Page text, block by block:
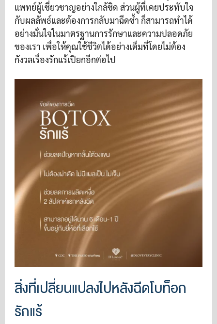
แพทย์ผู้เชี่ยวชาญอย่างใกล้ชิด ส่วนผู้ที่เคยประทับใจ
กับผลลัพธ์และต้องการกลับมาฉีดซ้ำ ก็สามารถทำได้
อย่างมั่นใจในมาตรฐานการรักษาและความปลอดภัย
ของเรา เพื่อให้คุณใช้ชีวิตได้อย่างเต็มที่โดยไม่ต้อง
กังวลเรื่องรักแร้เปียกอีกต่อไป
สิ่งที่เปลี่ยนแปลงไปหลังฉีดโบท็อก
รักแร้